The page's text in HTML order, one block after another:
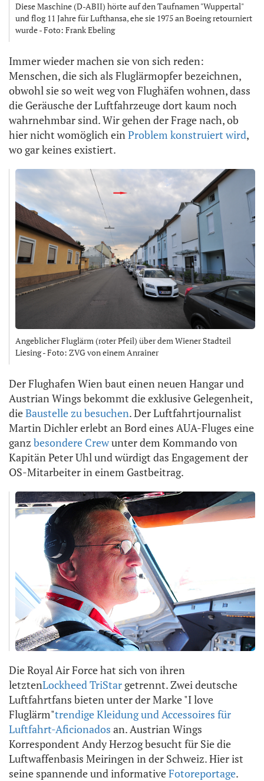
Diese Maschine (D-ABII) hörte auf den Taufnamen "Wuppertal"
und flog 11 Jahre für Lufthansa, ehe sie 1975 an Boeing retourniert
wurde - Foto: Frank Ebeling
Immer wieder machen sie von sich reden:
Menschen, die sich als Fluglärmopfer bezeichnen,
obwohl sie so weit weg von Flughäfen wohnen, dass
die Geräusche der Luftfahrzeuge dort kaum noch
wahrnehmbar sind. Wir gehen der Frage nach, ob
hier nicht womöglich einProblem konstruiert wird,
wo gar keines existiert.
Angeblicher Fluglärm (roter Pfeil) über dem Wiener Stadteil
Liesing - Foto: ZVG von einem Anrainer
Der Flughafen Wien baut einen neuen Hangar und
Austrian Wings bekommt die exklusive Gelegenheit,
dieBaustelle zu besuchen. Der Luftfahrtjournalist
Martin Dichler erlebt an Bord eines AUA-Fluges eine
ganz besondere Crewunter dem Kommando von
Kapitän Peter Uhl und würdigt das Engagement der
OS-Mitarbeiter in einem Gastbeitrag.
Die Royal Air Force hat sich von ihren
letztenLockheed TriStar getrennt. Zwei deutsche
Luftfahrtfans bieten unter der Marke "I love
Fluglärm"trendige Kleidung und Accessoires für
Luftfahrt-Aficionados an. Austrian Wings
Korrespondent Andy Herzog besucht für Sie die
Luftwaffenbasis Meiringen in der Schweiz. Hier ist
seine spannende und informativeFotoreportage.